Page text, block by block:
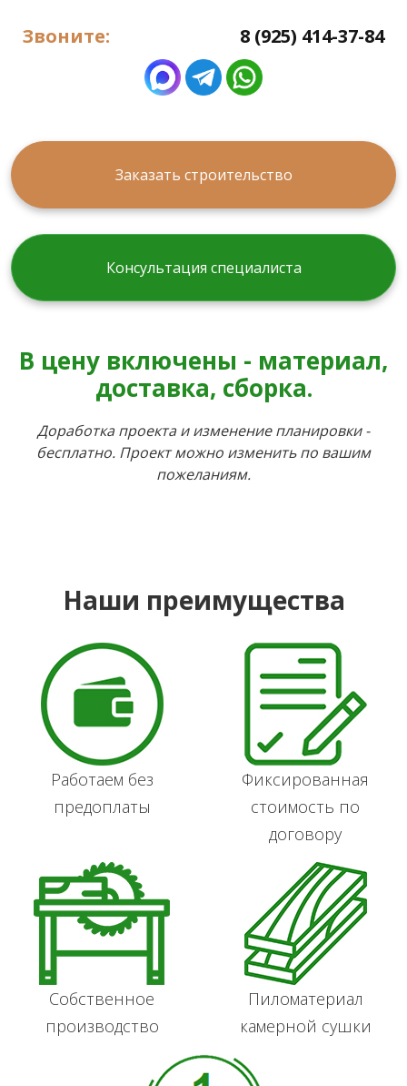
Звоните: 8 (925) 414-37-84
Заказать строительство
Консультация специалиста
В цену включены - материал,
доставка, сборка.
Доработка проекта и изменение планировки -
бесплатно. Проект можно изменить по вашим
пожеланиям.
Наши преимущества
Работаем без
предоплаты
Фиксированная
стоимость по
договору
Собственное
производство
Пиломатериал
камерной сушки